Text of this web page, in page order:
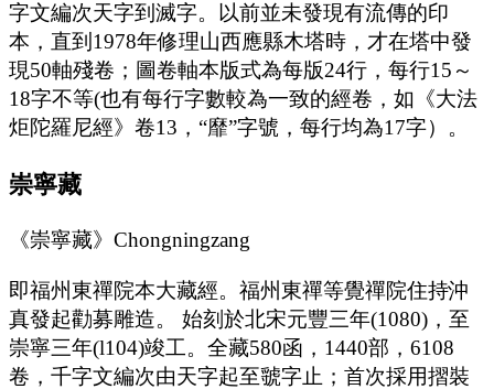
字文編次天字到滅字。以前並未發現有流傳的印
本，直到1978年修理山西應縣木塔時，才在塔中發
現50軸殘卷；圖卷軸本版式為每版24行，每行15～
18字不等(也有每行字數較為一致的經卷，如《大法
炬陀羅尼經》卷13，“靡”字號，每行均為17字）。
崇寧藏
《崇寧藏》Chongningzang
即福州東禪院本大藏經。福州東禪等覺禪院住持沖
真發起勸募雕造。 始刻於北宋元豐三年(1080)，至
崇寧三年(l104)竣工。全藏580函，1440部，6108
卷，千字文編次由天字起至虢字止；首次採用摺裝